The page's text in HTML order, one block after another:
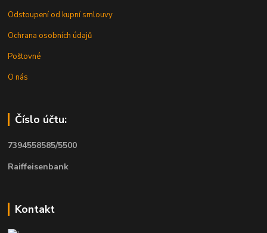
Odstoupení od kupní smlouvy
Ochrana osobních údajů
Poštovné
O nás
Číslo účtu:
7394558585/5500
Raiffeisenbank
Kontakt